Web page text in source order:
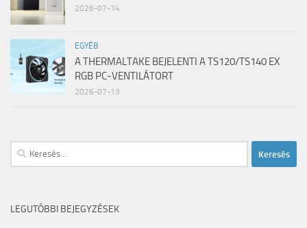
2026-07-14
EGYÉB
A THERMALTAKE BEJELENTI A TS120/TS140 EX
RGB PC-VENTILÁTORT
2026-07-13
Keresés:
LEGUTÓBBI BEJEGYZÉSEK